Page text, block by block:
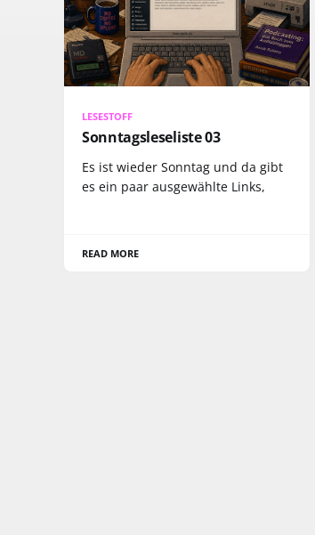
LESESTOFF
Sonntagsleseliste 03
Es ist wieder Sonntag und da gibt
es ein paar ausgewählte Links,
READ MORE